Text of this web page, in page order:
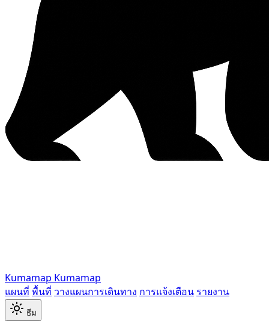
Kumamap Kumamap
แผนที่ พื้นที่ วางแผนการเดินทาง การแจ้งเตือน รายงาน
ธีม